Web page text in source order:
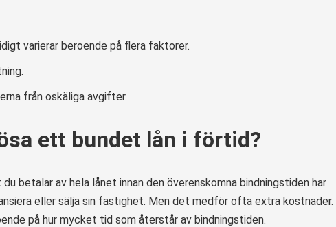
varierar beroende på flera faktorer.
från oskäliga avgifter.
ett bundet lån i förtid?
betalar av hela lånet innan den överenskomna bindningstiden har
eller sälja sin fastighet. Men det medför ofta extra kostnader.
på hur mycket tid som återstår av bindningstiden.